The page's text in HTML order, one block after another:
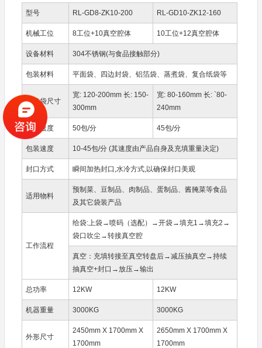
型号 RL-GD8-ZK10-200 RL-GD10-ZK12-160
机械工位 8工位+10真空腔体 10工位+12真空腔体
设备材料 304不锈钢(与食品接触部分)
包装材料 平面袋、四边封袋、铝箔袋、蒸煮袋、复合纸袋等
包装袋尺寸
宽: 120-200mm 长: 150-
300mm
宽: 80-160mm 长: `80-
240mm
设计速度 50包/分 45包/分
包装速度 10-45包/分 (其速度由产品自身及充填重量决定)
封口方式 瞬间加热封口,水冷方式,以确保封口美观
适用物料
预制菜、豆制品、肉制品、蛋制品、酱腌菜等食品
及其它袋装产品
工作流程
给袋:上袋→喷码（选配）→开袋→填充1→填充2→
袋口吹尘→转接真空腔
真空：充填转接至真空转盘后→减压抽真空→持续
抽真空+封口→放压→输出
总功率 12KW 12KW
机器重量 3000KG 3000KG
外形尺寸
2450mm X 1700mm X
1700mm
2650mm X 1700mm X
1700mm